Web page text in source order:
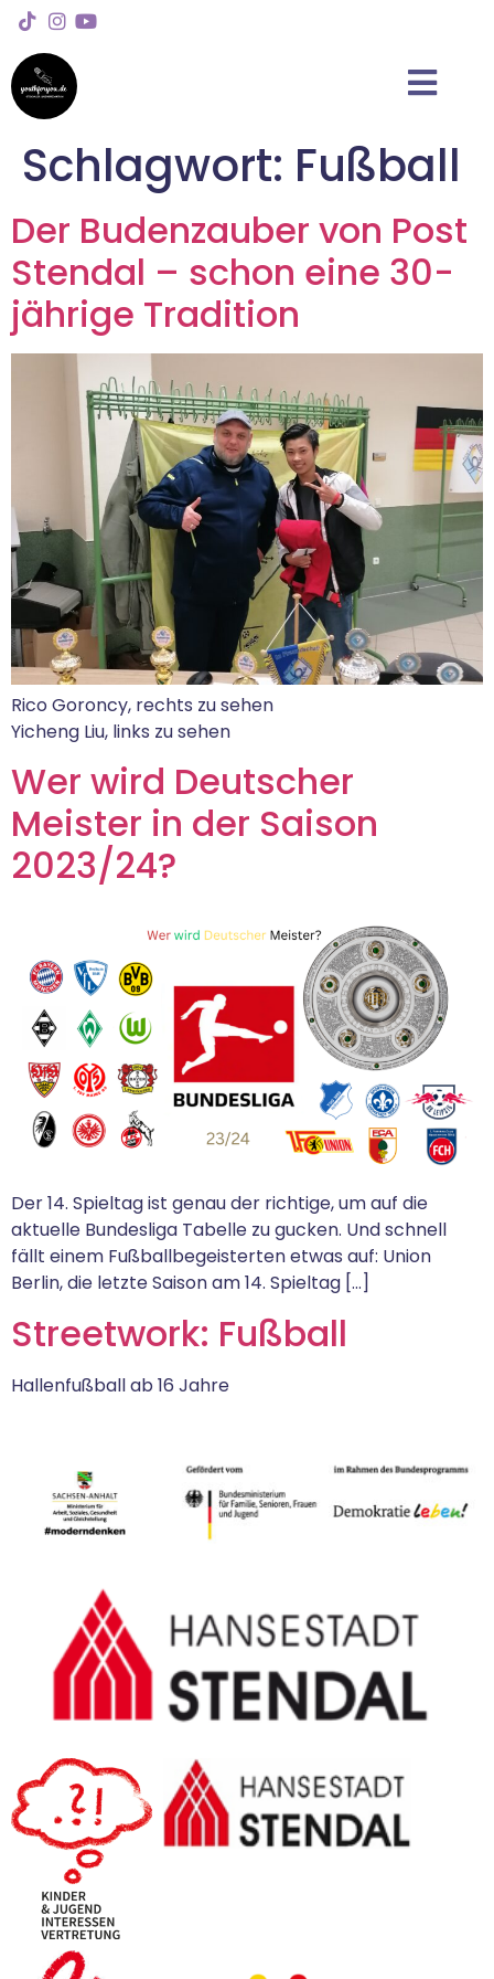
Schlagwort: Fußball
Der Budenzauber von Post
Stendal – schon eine 30-
jährige Tradition
Rico Goroncy, rechts zu sehen
Yicheng Liu, links zu sehen
Wer wird Deutscher
Meister in der Saison
2023/24?
Der 14. Spieltag ist genau der richtige, um auf die
aktuelle Bundesliga Tabelle zu gucken. Und schnell
fällt einem Fußballbegeisterten etwas auf: Union
Berlin, die letzte Saison am 14. Spieltag […]
Streetwork: Fußball
Hallenfußball ab 16 Jahre